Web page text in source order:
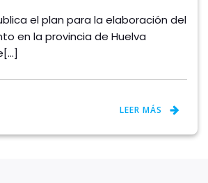
el plan para la elaboración del
en la provincia de Huelva
LEER MÁS